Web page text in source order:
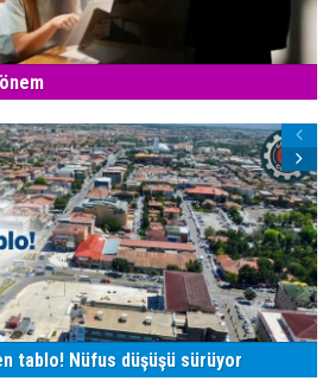
tablo! Nüfus düşüşü sürüyor